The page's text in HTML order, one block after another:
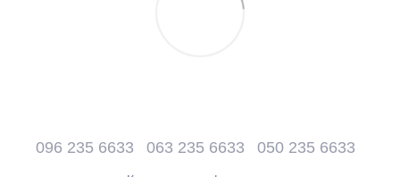
096 235 6633 063 235 6633 050 235 6633